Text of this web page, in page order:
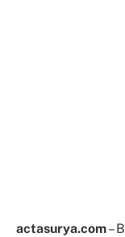
actasurya.com–